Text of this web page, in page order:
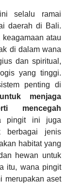
selalu ramai
daerah di Bali.
atau
di dalam wana
dan spiritual,
yang tinggi.
penting di
menjaga
mencegah
pingit ini juga
berbagai jenis
habitat yang
hewan untuk
itu, wana pingit
merupakan aset